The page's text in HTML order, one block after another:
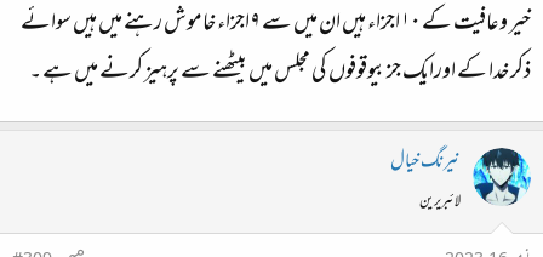
خیر وعافیت کے ۱۰ اجزاء ہیں ان میں سے ۹ اجزاء خاموش رہنے میں ہیں سوائے
ذکر خدا کے اورایک جز بیوقوفوں کی مجلس میں بیٹھنے سے پرہیز کرنے میں ہے ۔
نیرنگ خیال
لائبریرین